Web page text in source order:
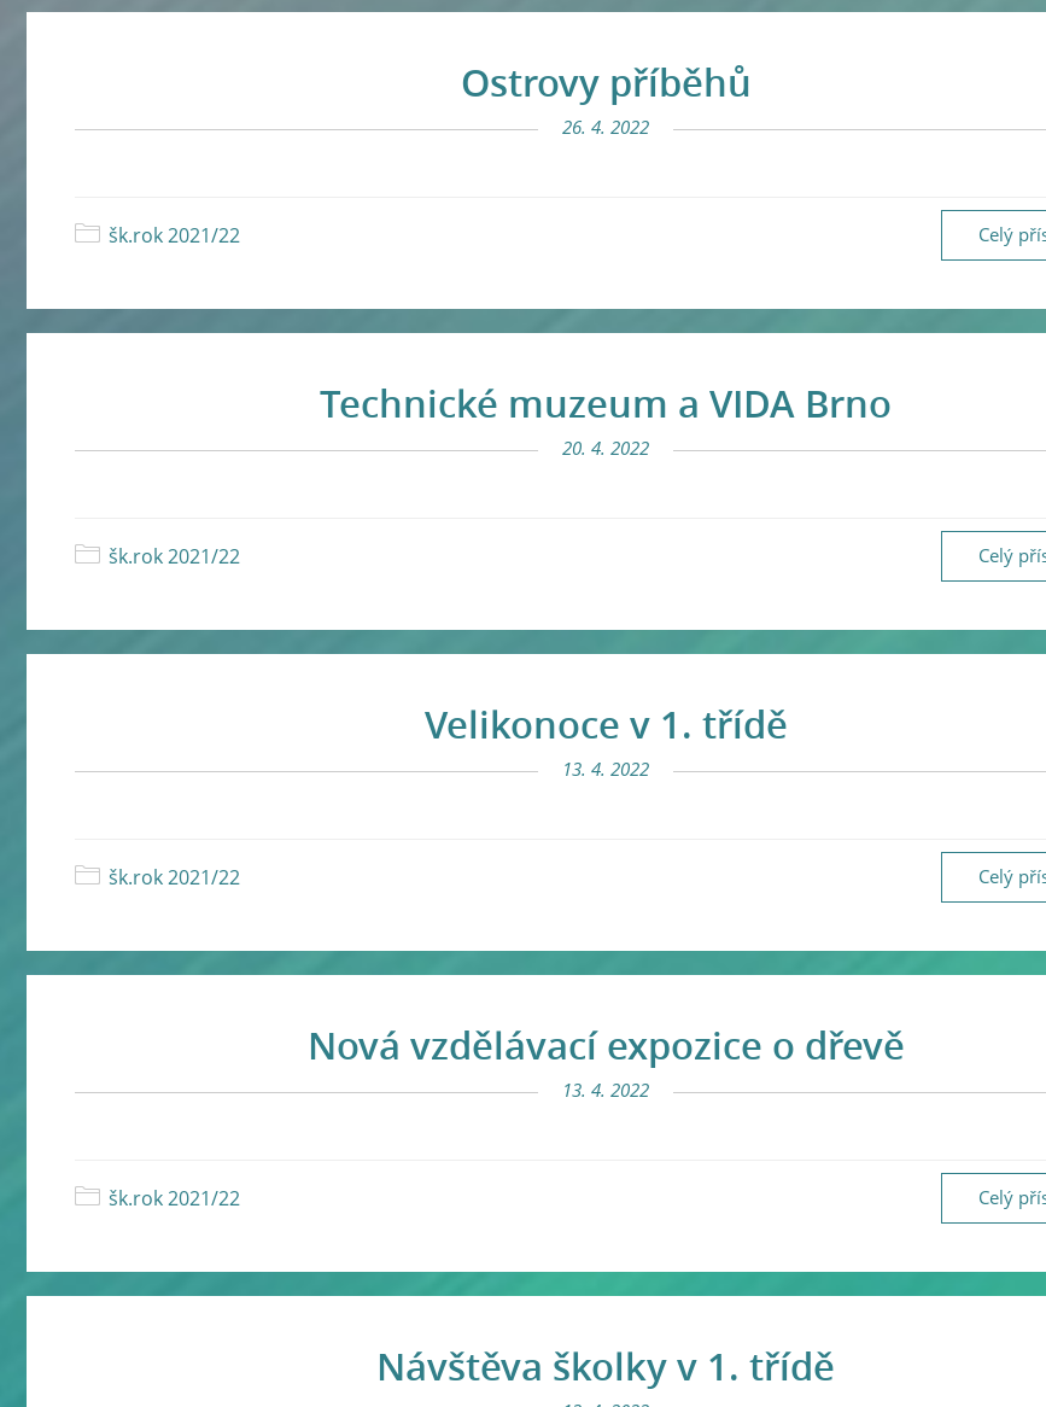
Ostrovy příběhů
26. 4. 2022
Celý
šk.rok 2021/22
Technické muzeum a VIDA Brno
20. 4. 2022
Celý
šk.rok 2021/22
Velikonoce v 1. třídě
13. 4. 2022
Celý
šk.rok 2021/22
Nová vzdělávací expozice o dřevě
13. 4. 2022
Celý
šk.rok 2021/22
Návštěva školky v 1. třídě